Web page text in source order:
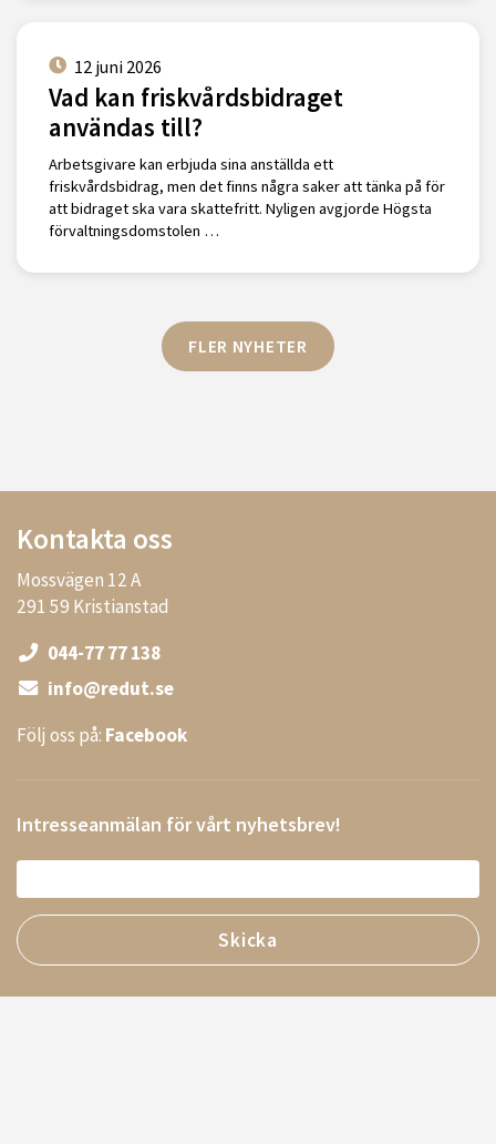
12 juni 2026
Vad kan friskvårdsbidraget
användas till?
Arbetsgivare kan erbjuda sina anställda ett
friskvårdsbidrag, men det finns några saker att tänka på för
att bidraget ska vara skattefritt. Nyligen avgjorde Högsta
förvaltningsdomstolen …
FLER NYHETER
Kontakta oss
Mossvägen 12 A
291 59 Kristianstad
044-77 77 138
info@redut.se
Följ oss på: Facebook
Intresseanmälan för vårt nyhetsbrev!